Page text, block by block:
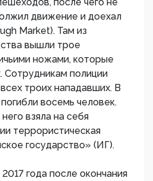
движение и доехал
Market). Там из
вышли трое
ножами, которые
Сотрудникам полиции
троих нападавших. В
восемь человек.
взяла на себя
террористическая
государство» (ИГ).
года после окончания